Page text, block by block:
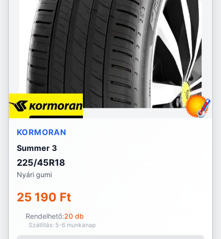
KORMORAN
Summer 3
225/45R18
Nyári gumi
25 190 Ft
Rendelhető:20 db
Szállítás: 5-6 munkanap